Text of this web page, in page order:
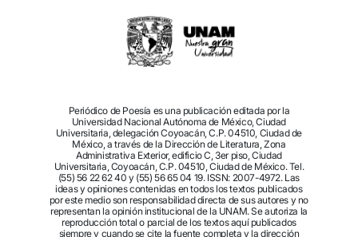
Periódico de Poesía es una publicación editada por la
Universidad Nacional Autónoma de México, Ciudad
Universitaria, delegación Coyoacán, C.P. 04510, Ciudad de
México, a través de la Dirección de Literatura, Zona
Administrativa Exterior, edificio C, 3er piso, Ciudad
Universitaria, Coyoacán, C.P. 04510, Ciudad de México. Tel.
(55) 56 22 62 40 y (55) 56 65 04 19. ISSN: 2007-4972. Las
ideas y opiniones contenidas en todos los textos publicados
por este medio son responsabilidad directa de sus autores y no
representan la opinión institucional de la UNAM. Se autoriza la
reproducción total o parcial de los textos aquí publicados
siempre y cuando se cite la fuente completa y la dirección